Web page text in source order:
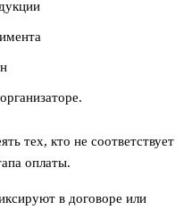
тех, кто не соответствует
оплаты.
в договоре или